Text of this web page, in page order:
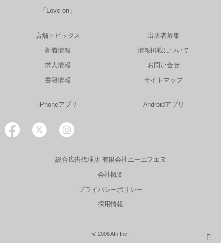
「Love on」
店舗トピックス
新着情報
求人情報
書籍情報
出店者募集
情報掲載について
お問い合せ
サイトマップ
iPhoneアプリ Androidアプリ
総合広告代理店 有限会社エーエフエヌ
会社概要
プライバシーポリシー
採用情報
© 2006 Afn Inc.